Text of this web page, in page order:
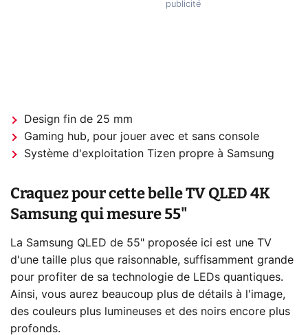
Design fin de 25 mm
Gaming hub, pour jouer avec et sans console
Système d'exploitation Tizen propre à Samsung
Craquez pour cette belle TV QLED 4K
Samsung qui mesure 55"
La Samsung QLED de 55" proposée ici est une TV
d'une taille plus que raisonnable, suffisamment grande
pour profiter de sa technologie de LEDs quantiques.
Ainsi, vous aurez beaucoup plus de détails à l'image,
des couleurs plus lumineuses et des noirs encore plus
profonds.